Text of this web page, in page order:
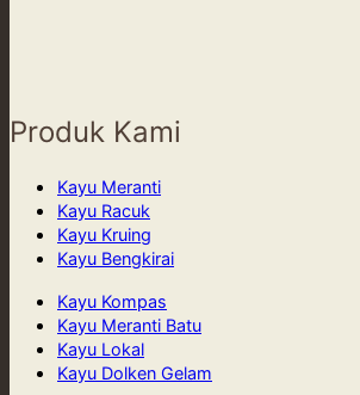
Produk Kami
Kayu Meranti
Kayu Racuk
Kayu Kruing
Kayu Bengkirai
Kayu Kompas
Kayu Meranti Batu
Kayu Lokal
Kayu Dolken Gelam